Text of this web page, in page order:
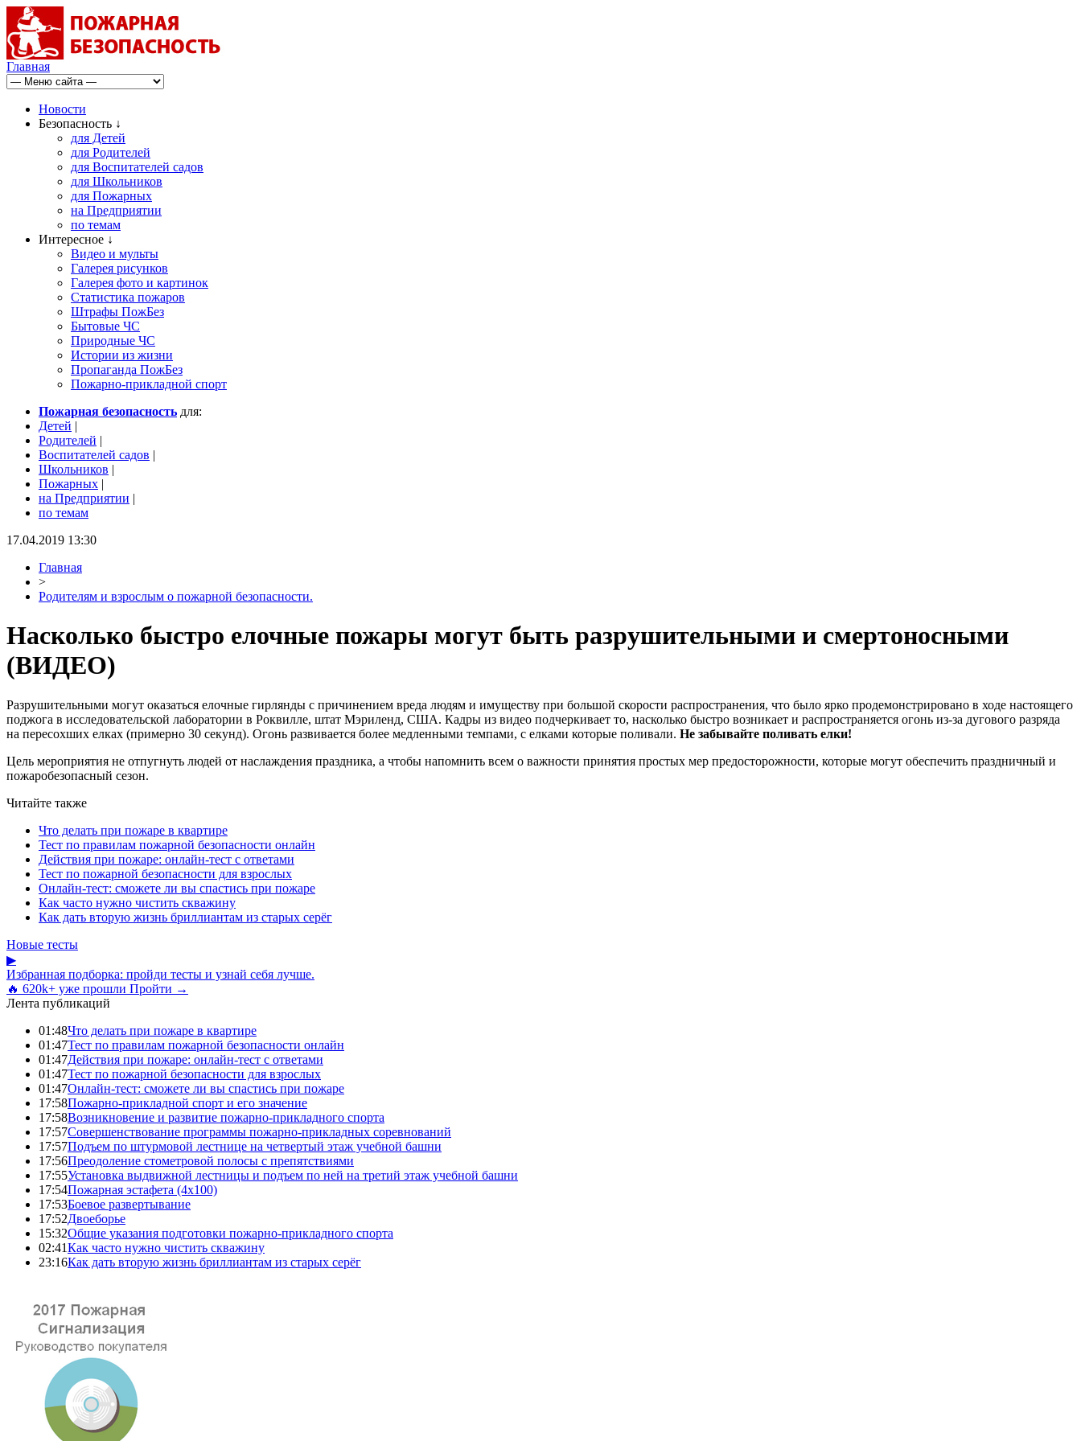
Главная
Новости
Безопасность ↓
для Детей
для Родителей
для Воспитателей садов
для Школьников
для Пожарных
на Предприятии
по темам
Интересное ↓
Видео и мульты
Галерея рисунков
Галерея фото и картинок
Статистика пожаров
Штрафы ПожБез
Бытовые ЧС
Природные ЧС
Истории из жизни
Пропаганда ПожБез
Пожарно-прикладной спорт
Пожарная безопасность для:
Детей |
Родителей |
Воспитателей садов |
Школьников |
Пожарных |
на Предприятии |
по темам
17.04.2019 13:30
Главная
>
Родителям и взрослым о пожарной безопасности.
Насколько быстро елочные пожары могут быть разрушительными и смертоносными
(ВИДЕО)
Разрушительными могут оказаться елочные гирлянды с причинением вреда людям и имуществу при большой скорости распространения, что было ярко продемонстрировано в ходе настоящего
поджога в исследовательской лаборатории в Роквилле, штат Мэриленд, США. Кадры из видео подчеркивает то, насколько быстро возникает и распространяется огонь из-за дугового разряда
на пересохших елках (примерно 30 секунд). Огонь развивается более медленными темпами, с елками которые поливали. Не забывайте поливать елки!
Цель мероприятия не отпугнуть людей от наслаждения праздника, а чтобы напомнить всем о важности принятия простых мер предосторожности, которые могут обеспечить праздничный и
пожаробезопасный сезон.
Читайте также
Что делать при пожаре в квартире
Тест по правилам пожарной безопасности онлайн
Действия при пожаре: онлайн-тест с ответами
Тест по пожарной безопасности для взрослых
Онлайн-тест: сможете ли вы спастись при пожаре
Как часто нужно чистить скважину
Как дать вторую жизнь бриллиантам из старых серёг
Новые тесты
▶
Избранная подборка: пройди тесты и узнай себя лучше.
🔥 620k+ уже прошли Пройти →
Лента публикаций
01:48Что делать при пожаре в квартире
01:47Тест по правилам пожарной безопасности онлайн
01:47Действия при пожаре: онлайн-тест с ответами
01:47Тест по пожарной безопасности для взрослых
01:47Онлайн-тест: сможете ли вы спастись при пожаре
17:58Пожарно-прикладной спорт и его значение
17:58Возникновение и развитие пожарно-прикладного спорта
17:57Совершенствование программы пожарно-прикладных соревнований
17:57Подъем по штурмовой лестнице на четвертый этаж учебной башни
17:56Преодоление стометровой полосы с препятствиями
17:55Установка выдвижной лестницы и подъем по ней на третий этаж учебной башни
17:54Пожарная эстафета (4x100)
17:53Боевое развертывание
17:52Двоеборье
15:32Общие указания подготовки пожарно-прикладного спорта
02:41Как часто нужно чистить скважину
23:16Как дать вторую жизнь бриллиантам из старых серёг